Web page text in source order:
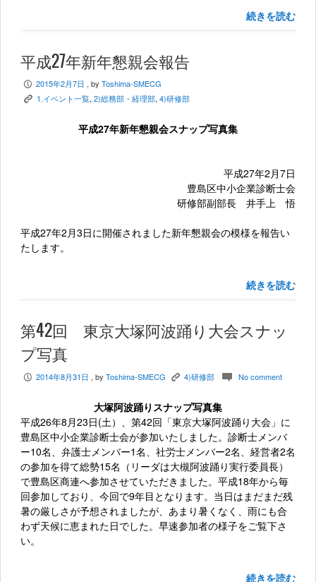
続きを読む
平成27年新年懇親会報告
P 2015年2月7日 , by Toshima-SMECG
K 1.イベント一覧,2)総務部・経理部,4)研修部
平成27年新年懇親会スナップ写真集
平成27年2月7日
豊島区中小企業診断士会
研修部副部長 井手上 悟
平成27年2月3日に開催されました新年懇親会の模様を報告い
たします。
続きを読む
第42回 東京大塚阿波踊り大会スナッ
プ写真
P 2014年8月31日 , by Toshima-SMECG K 4)研修部 c No comment
大塚阿波踊りスナップ写真集
平成26年8月23日(土）、第42回「東京大塚阿波踊り大会」に
豊島区中小企業診断士会が参加いたしました。診断士メンバ
ー10名、弁護士メンバー1名、社労士メンバー2名、経営者2名
の参加を得て総勢15名（リーダは大槻阿波踊り実行委員長）
で豊島区商連へ参加させていただきました。平成18年から毎
回参加しており、今回で9年目となります。当日はまだまだ残
暑の厳しさが予想されましたが、あまり暑くなく、雨にも合
わず天候に恵まれた日でした。早速参加者の様子をご覧下さ
い。
続きを読む